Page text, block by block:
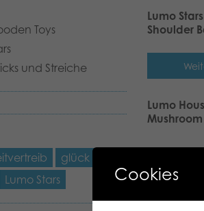
Toys
und Streiche
glück
Lumo Stars
Lumo
Shoulder
Lumo
Mushroom
Cookies